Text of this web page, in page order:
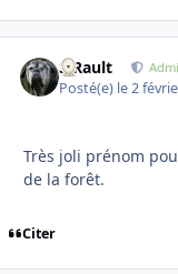
S.Rault
Posté(e) le 2
Très joli prénom
de la forêt.
Citer